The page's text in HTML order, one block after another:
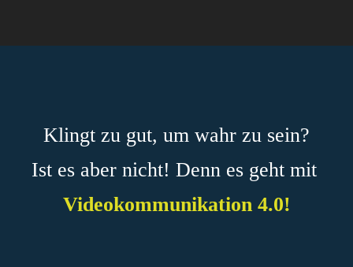
Klingt zu gut, um wahr zu sein?
Ist es aber nicht! Denn es geht mit
Videokommunikation 4.0!